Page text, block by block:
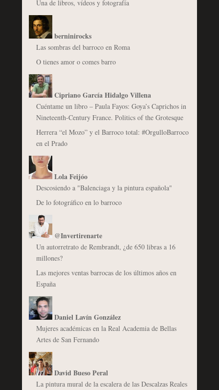
Una de libros, vídeos y fotografía
berninirocks
Las sombras del barroco en Roma
O tienes amor o comes barro
Cipriano García Hidalgo Villena
Cuéntame un libro – Paula Fayos: Goya’s Caprichos in
Nineteenth-Century France. Politics of the Grotesque
Herrera “el Mozo” y el Barroco total: #OrgulloBarroco
en el Prado
Lola Feijóo
Descosiendo a "Balenciaga y la pintura española"
De lo fotográfico en lo barroco
@Invertirenarte
Un autorretrato de Rembrandt, ¿de 650 libras a 16
millones?
Las mejores ventas barrocas de los últimos años en
España
Daniel Lavín González
Mujeres académicas en la Real Academia de Bellas
Artes de San Fernando
David Bueso Peral
La pintura mural de la escalera de las Descalzas Reales